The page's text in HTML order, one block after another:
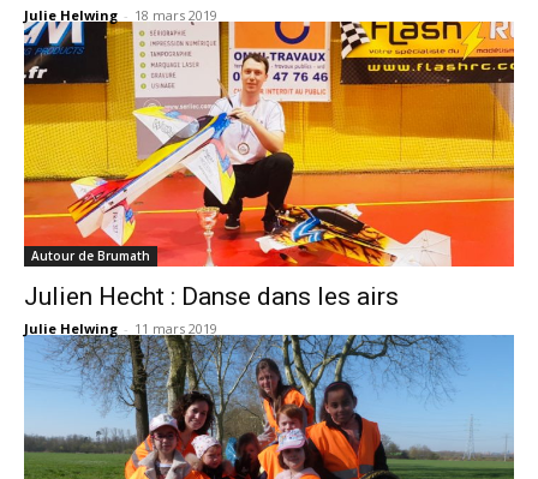
Julie Helwing - 18 mars 2019
Autour de Brumath
Julien Hecht : Danse dans les airs
Julie Helwing - 11 mars 2019